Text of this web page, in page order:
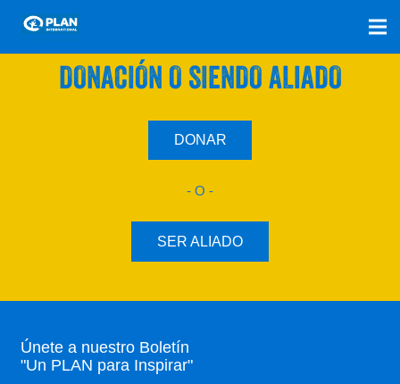
SÚMATE A NUESTRO PLAN CON UNA
DONACIÓN O SIENDO ALIADO
DONAR
- O -
SER ALIADO
Únete a nuestro Boletín
"Un PLAN para Inspirar"